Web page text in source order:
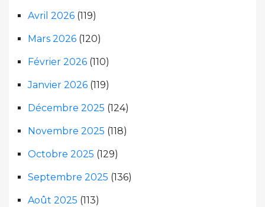
Avril 2026 (119)
Mars 2026 (120)
Février 2026 (110)
Janvier 2026 (119)
Décembre 2025 (124)
Novembre 2025 (118)
Octobre 2025 (129)
Septembre 2025 (136)
Août 2025 (113)